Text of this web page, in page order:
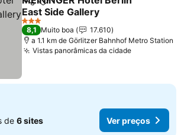
PartilharAdicionar aos favoritos
East Side Gallery
3 Estrelas
8,1 Muito boa
17.610
a 1.1 km de Görlitzer Bahnhof Metro Station
Vistas panorâmicas da cidade
de 6 sites Ver preços